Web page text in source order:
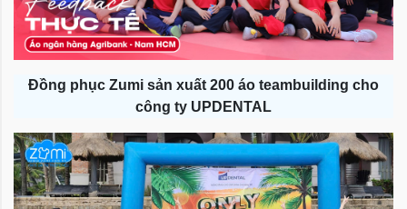
Đồng phục Zumi sản xuất 200 áo teambuilding cho
công ty UPDENTAL